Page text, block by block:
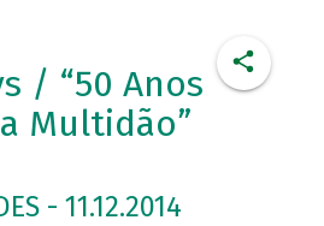
/ “50 Anos
Multidão”
- 11.12.2014